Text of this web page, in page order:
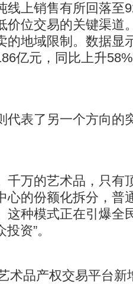
线上销售有所回落至
价位交易的关键渠道
的地域限制。数据显
亿元，同比上升
代表了另一个方向
千万的艺术品，只有
心的份额化拆分，普
这种模式正在引爆全
资”。
术品产权交易平台新